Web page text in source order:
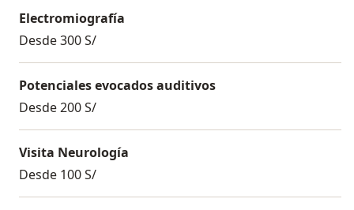
Electromiografía
Desde 300 S/
Potenciales evocados auditivos
Desde 200 S/
Visita Neurología
Desde 100 S/